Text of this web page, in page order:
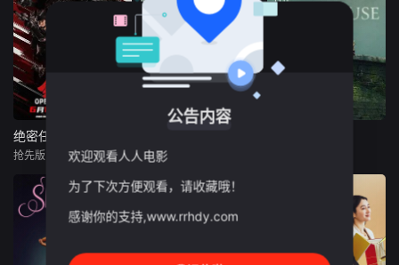
哥孙小糊的失踪，
孙小涂参加了警队
的招新考试，却在
考试现场卷入警察
局长遇刺事件，幸
好有一直以灵魂形
态存在的哥哥相助
才脱险。而局长遇
刺事件也牵扯出以
为首的犯罪集团，
他们通过
一群怀揣理想的青
年，毅然告别亲
人、远离故土，登
上了荒芜破败的大
陈岛。在极端艰苦
百个困难就解决一
开启了劈荆斩棘、
程。在绝境中寻找
聚力量
迅哥组成说书班
屋，晚上鬼占房”的
阴阳宅，江淮被掳
走配“阴婚”。他与
女探长穆英搭档，
侦破阎王娶亲、五
绝密任务
于文文
首部女子反恐特战
主义恶势力，“最飒
绝密任务
抢先版
张越宁
新波，丁大宁，郭
正片
一个普通的一家四
口突遭诡异变故，
公告内容
欢迎观看人人电影
为了下次方便观看，请收藏哦！
感谢你的支持,www.rrhdy.com